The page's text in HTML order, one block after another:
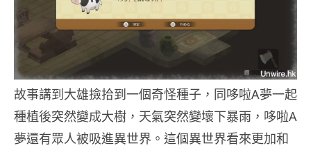
故事講到大雄撿拾到一個奇怪種子，同哆啦A夢一起
種植後突然變成大樹，天氣突然變壞下暴雨，哆啦A
夢還有眾人被吸進異世界。這個異世界看來更加和